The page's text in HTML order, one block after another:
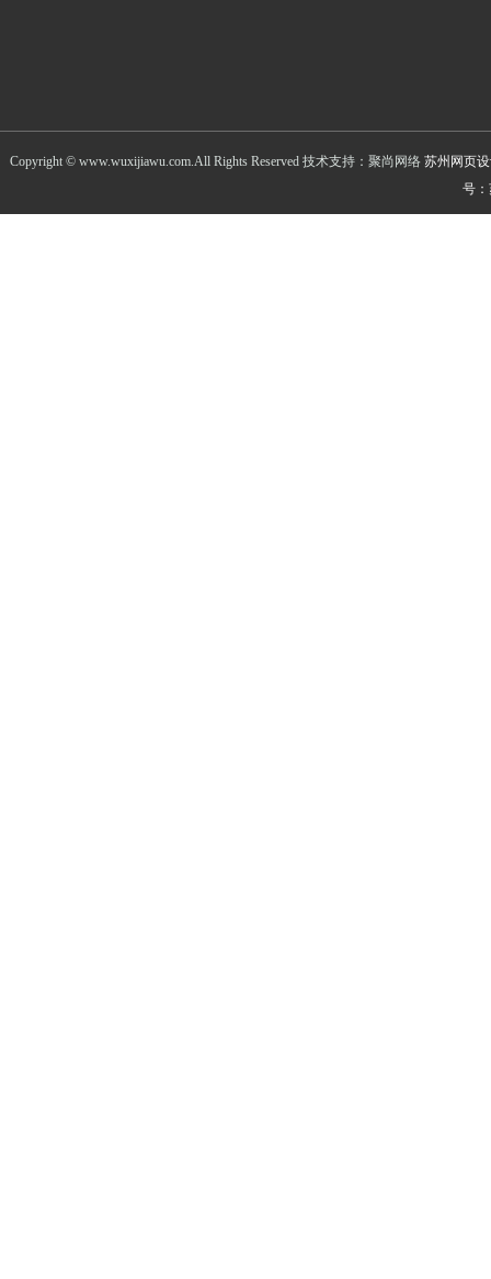
Copyright © www.wuxijiawu.com.All Rights Reserved 技术支持：聚尚网络 苏州网页
号：